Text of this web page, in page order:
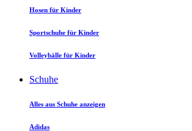
Hosen für Kinder
Sportschuhe für Kinder
Volleybälle für Kinder
Schuhe
Alles aus Schuhe anzeigen
Adidas